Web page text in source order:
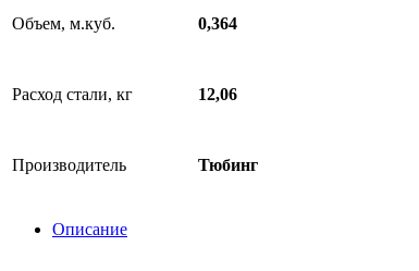
Объем, м.куб. 0,364
Расход стали, кг 12,06
Производитель Тюбинг
Описание